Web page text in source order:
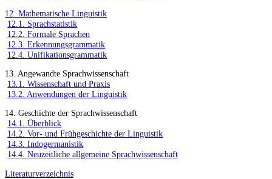
12. Mathematische Linguistik
12.1. Sprachstatistik
12.2. Formale Sprachen
12.3. Erkennungsgrammatik
12.4. Unifikationsgrammatik
13. Angewandte Sprachwissenschaft
13.1. Wissenschaft und Praxis
13.2. Anwendungen der Linguistik
14. Geschichte der Sprachwissenschaft
14.1. Überblick
14.2. Vor- und Frühgeschichte der Linguistik
14.3. Indogermanistik
14.4. Neuzeitliche allgemeine Sprachwissenschaft
Literaturverzeichnis